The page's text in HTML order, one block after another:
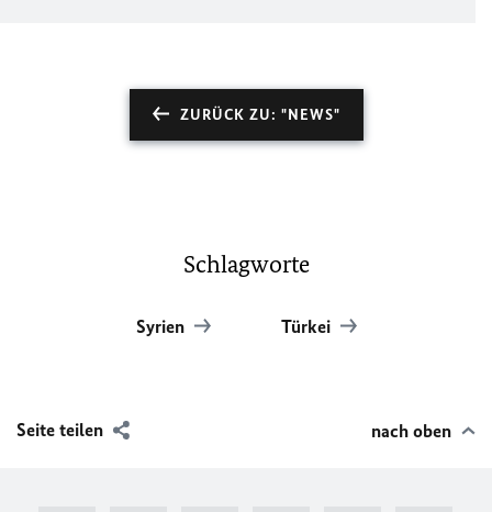
ZURÜCK ZU: "NEWS"
Schlagworte
Syrien Türkei
Seite teilen nach oben